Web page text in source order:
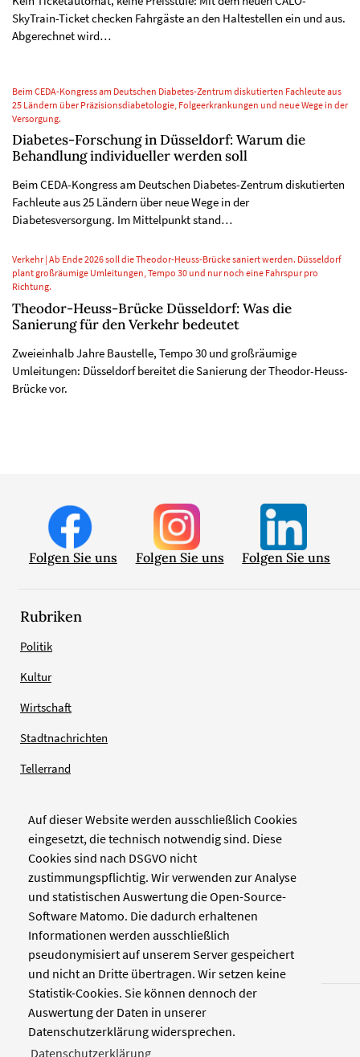
Auf dieser Website werden ausschließlich Cookies
eingesetzt, die technisch notwendig sind. Diese
Cookies sind nach DSGVO nicht
zustimmungspflichtig. Wir verwenden zur Analyse
und statistischen Auswertung die Open-Source-
Software Matomo. Die dadurch erhaltenen
Informationen werden ausschließlich
pseudonymisiert auf unserem Server gespeichert
und nicht an Dritte übertragen. Wir setzen keine
Statistik-Cookies. Sie können dennoch der
Auswertung der Daten in unserer
Datenschutzerklärung widersprechen.
Datenschutzerklärung
SkyTrain-Ticket checken Fahrgäste an den Haltestellen ein und aus.
Abgerechnet wird…
Beim CEDA-Kongress am Deutschen Diabetes-Zentrum diskutierten Fachleute aus
25 Ländern über Präzisionsdiabetologie, Folgeerkrankungen und neue Wege in der
Versorgung.
Diabetes-Forschung in Düsseldorf: Warum die
Behandlung individueller werden soll
Beim CEDA-Kongress am Deutschen Diabetes-Zentrum diskutierten
Fachleute aus 25 Ländern über neue Wege in der
Diabetesversorgung. Im Mittelpunkt stand…
Verkehr | Ab Ende 2026 soll die Theodor-Heuss-Brücke saniert werden. Düsseldorf
plant großräumige Umleitungen, Tempo 30 und nur noch eine Fahrspur pro
Richtung.
Theodor-Heuss-Brücke Düsseldorf: Was die
Sanierung für den Verkehr bedeutet
Zweieinhalb Jahre Baustelle, Tempo 30 und großräumige
Umleitungen: Düsseldorf bereitet die Sanierung der Theodor-Heuss-
Brücke vor.
Folgen Sie uns Folgen Sie uns Folgen Sie uns
Rubriken
Politik
Kultur
Wirtschaft
Stadtnachrichten
Tellerrand
Verlag
Pinienstraße 2
40233 Düsseldorf
www.zellwerk.com